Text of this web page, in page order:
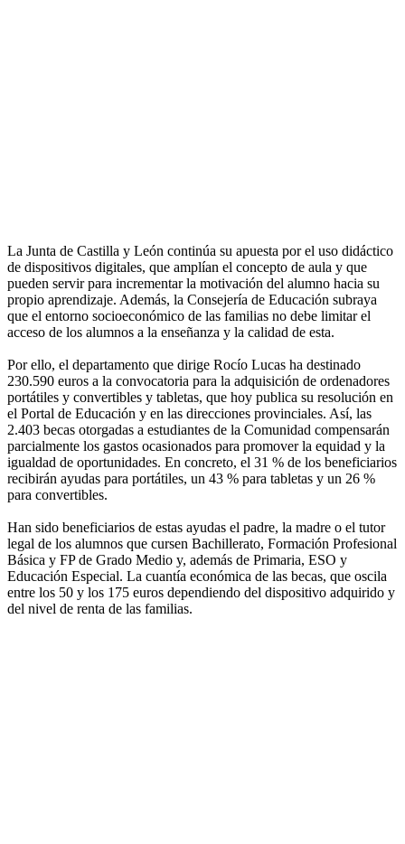
La Junta de Castilla y León continúa su apuesta por el uso didáctico
de dispositivos digitales, que amplían el concepto de aula y que
pueden servir para incrementar la motivación del alumno hacia su
propio aprendizaje. Además, la Consejería de Educación subraya
que el entorno socioeconómico de las familias no debe limitar el
acceso de los alumnos a la enseñanza y la calidad de esta.
Por ello, el departamento que dirige Rocío Lucas ha destinado
230.590 euros a la convocatoria para la adquisición de ordenadores
portátiles y convertibles y tabletas, que hoy publica su resolución en
el Portal de Educación y en las direcciones provinciales. Así, las
2.403 becas otorgadas a estudiantes de la Comunidad compensarán
parcialmente los gastos ocasionados para promover la equidad y la
igualdad de oportunidades. En concreto, el 31 % de los beneficiarios
recibirán ayudas para portátiles, un 43 % para tabletas y un 26 %
para convertibles.
Han sido beneficiarios de estas ayudas el padre, la madre o el tutor
legal de los alumnos que cursen Bachillerato, Formación Profesional
Básica y FP de Grado Medio y, además de Primaria, ESO y
Educación Especial. La cuantía económica de las becas, que oscila
entre los 50 y los 175 euros dependiendo del dispositivo adquirido y
del nivel de renta de las familias.